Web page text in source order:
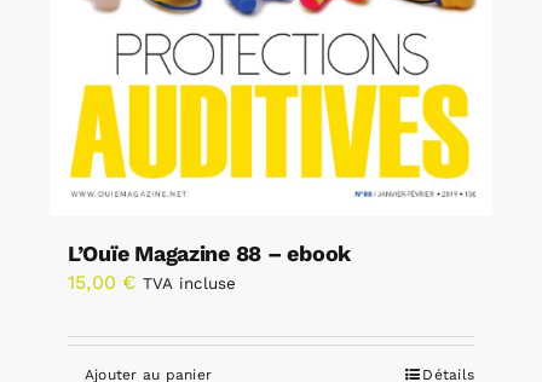
L’Ouïe Magazine 88 – ebook
15,00 € TVA incluse
Ajouter au panier Détails